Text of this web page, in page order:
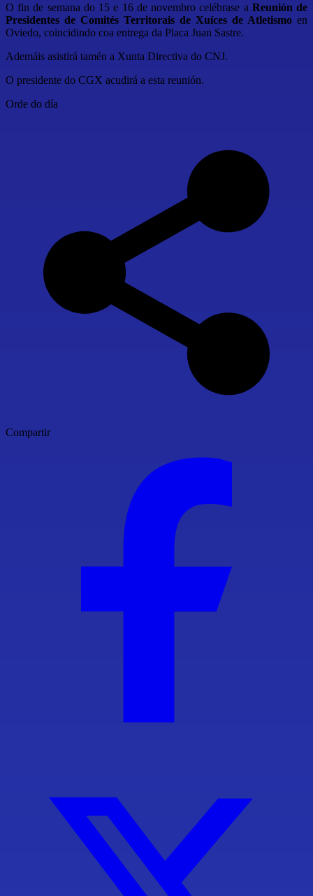
O fin de semana do 15 e 16 de novembro celébrase a Reunión de
Presidentes de Comités Territorais de Xuíces de Atletismo en
Oviedo, coincidindo coa entrega da Placa Juan Sastre.
Ademáis asistirá tamén a Xunta Directiva do CNJ.
O presidente do CGX acudirá a esta reunión.
Orde do día
Compartir